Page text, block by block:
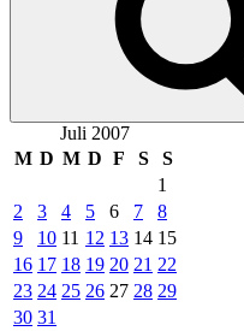
Juli 2007
M D M D F S
S
1
2
3 4 5 6 7
8
9
10 11 12 13 14 15
16 17 18 19 20 21 22
23 24 25 26 27 28 29
30 31